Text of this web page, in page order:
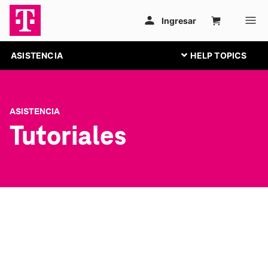
ASISTENCIA
ASISTENCIA
Tutoriales